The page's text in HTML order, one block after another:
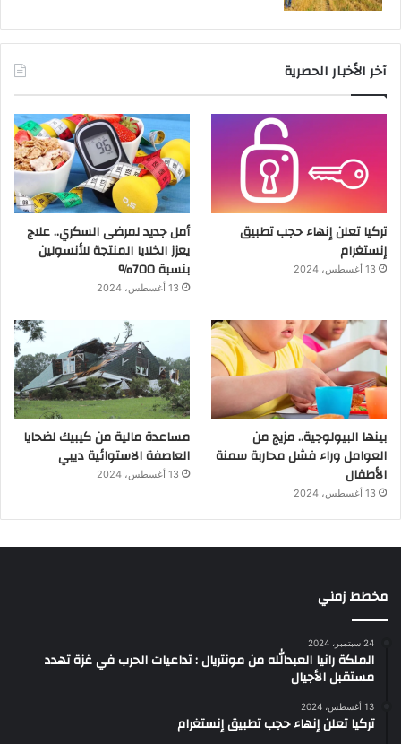
آخر الأخبار الحصرية
تركيا تعلن إنهاء حجب تطبيق
إنستغرام
13 أغسطس، 2024
أمل جديد لمرضى السكري.. علاج
يعزز الخلايا المنتجة للأنسولين
بنسبة 700%
13 أغسطس، 2024
بينها البيولوجية.. مزيج من
العوامل وراء فشل محاربة سمنة
الأطفال
13 أغسطس، 2024
مساعدة مالية من كيبيك لضحايا
العاصفة الاستوائية ديبي
13 أغسطس، 2024
مخطط زمني
24 سبتمبر، 2024
الملكة رانيا العبدالله من مونتريال : تداعيات الحرب في غزة تهدد
مستقبل الأجيال
13 أغسطس، 2024
تركيا تعلن إنهاء حجب تطبيق إنستغرام